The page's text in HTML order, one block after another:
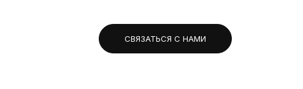
СВЯЗАТЬСЯ С НАМИ